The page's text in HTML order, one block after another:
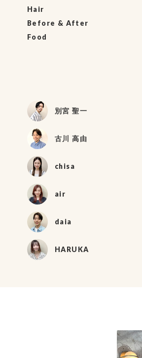
Hair
Before & After
Food
別宮 聖一
古川 高由
chisa
air
daia
HARUKA